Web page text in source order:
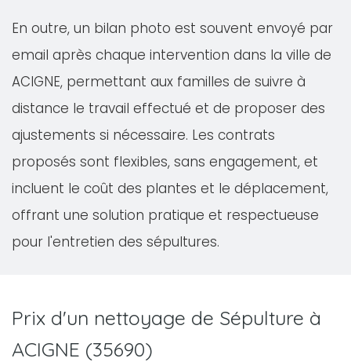
En outre, un bilan photo est souvent envoyé par
email après chaque intervention dans la ville de
ACIGNE, permettant aux familles de suivre à
distance le travail effectué et de proposer des
ajustements si nécessaire. Les contrats
proposés sont flexibles, sans engagement, et
incluent le coût des plantes et le déplacement,
offrant une solution pratique et respectueuse
pour l'entretien des sépultures.
Prix d'un nettoyage de Sépulture à
ACIGNE (35690)